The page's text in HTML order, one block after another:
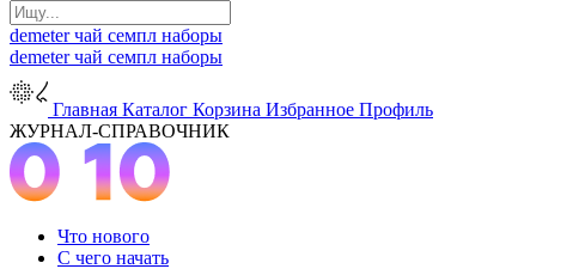
demeterчай семпл наборы
demeterчай семпл наборы
Главная Каталог Корзина Избранное Профиль
ЖУРНАЛ-СПРАВОЧНИК
Что нового
С чего начать